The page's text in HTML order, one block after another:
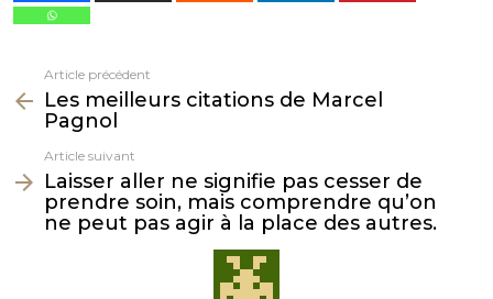
plus
Article précédent
Les meilleurs citations de Marcel
Pagnol
Article suivant
Laisser aller ne signifie pas cesser de
prendre soin, mais comprendre qu’on
ne peut pas agir à la place des autres.